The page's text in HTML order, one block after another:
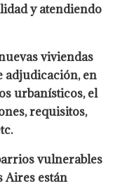
y atendiendo
viviendas
adjudicación, en
urbanísticos, el
requisitos,
vulnerables
Aires están